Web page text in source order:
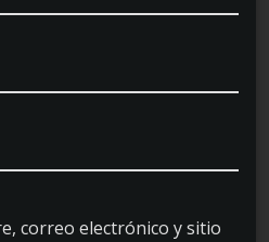
correo electrónico y sitio